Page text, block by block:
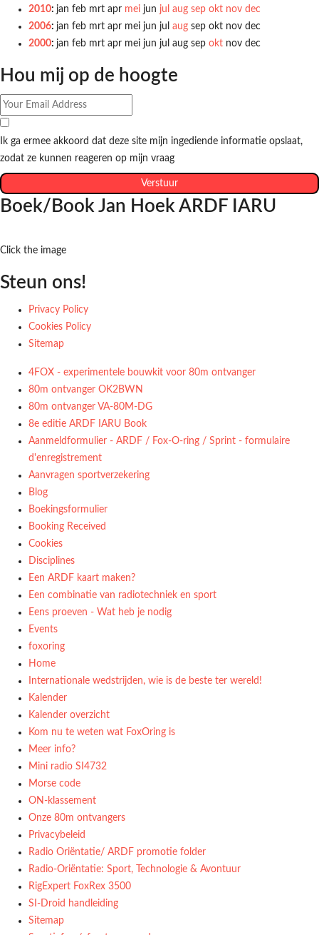
2010: jan feb mrt apr mei jun jul aug sep okt nov dec
2006: jan feb mrt apr mei jun jul aug sep okt nov dec
2000: jan feb mrt apr mei jun jul aug sep okt nov dec
Hou mij op de hoogte
Ik ga ermee akkoord dat deze site mijn ingediende informatie opslaat,
zodat ze kunnen reageren op mijn vraag
Verstuur
Boek/Book Jan Hoek ARDF IARU
Click the image
Steun ons!
Privacy Policy
Cookies Policy
Sitemap
4FOX - experimentele bouwkit voor 80m ontvanger
80m ontvanger OK2BWN
80m ontvanger VA-80M-DG
8e editie ARDF IARU Book
Aanmeldformulier - ARDF / Fox-O-ring / Sprint - formulaire
d'enregistrement
Aanvragen sportverzekering
Blog
Boekingsformulier
Booking Received
Cookies
Disciplines
Een ARDF kaart maken?
Een combinatie van radiotechniek en sport
Eens proeven - Wat heb je nodig
Events
foxoring
Home
Internationale wedstrijden, wie is de beste ter wereld!
Kalender
Kalender overzicht
Kom nu te weten wat FoxOring is
Meer info?
Mini radio SI4732
Morse code
ON-klassement
Onze 80m ontvangers
Privacybeleid
Radio Oriëntatie/ ARDF promotie folder
Radio‑Oriëntatie: Sport, Technologie & Avontuur
RigExpert FoxRex 3500
SI-Droid handleiding
Sitemap